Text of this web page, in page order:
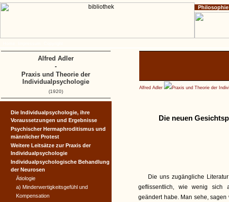
Alfred Adler Praxis und Theorie der
Die neuen
Die uns zugängliche
geflissentlich, wie wenig sich
geändert habe. Man sehe,
Die Individualpsychologie, ihre
Voraussetzungen und Ergeb­nisse
Psychischer Hermaphroditis­mus und
männlicher Protest
Weitere Leitsätze zur Praxis der
Individualpsychologie
Individualpsychologische Behandlung
der Neurosen
Ätiologie
a) Minderwertigkeitsgefühl und
Kompensation
Philosophie
Alfred Adler
-
Praxis und Theorie der
Individualpsychologie
(1920)